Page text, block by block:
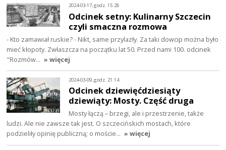
2024-03-17, godz. 15:28
Odcinek setny: Kulinarny Szczecin
czyli smaczna rozmowa
- Kto zamawiał ruskie? - Nikt, same przylazły. Za taki dowcip można było
mieć kłopoty. Zwłaszcza na początku lat 50. Przed nami 100. odcinek
"Rozmów… » więcej
2024-03-09, godz. 21:14
Odcinek dziewięćdziesiąty
dziewiąty: Mosty. Część druga
Mosty łączą – brzegi, ale i przestrzenie, także
ludzi. Ale nie zawsze tak jest. O szczecińskich mostach, które
podzieliły opinię publiczną; o moście… » więcej